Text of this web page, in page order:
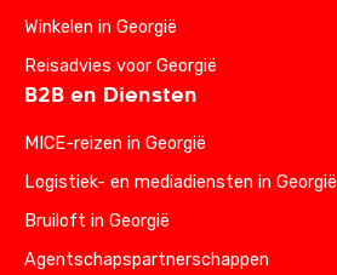
Winkelen in Georgië
Reisadvies voor Georgië
B2B en Diensten
MICE-reizen in Georgië
Logistiek- en mediadiensten in Georgië
Bruiloft in Georgië
Agentschapspartnerschappen